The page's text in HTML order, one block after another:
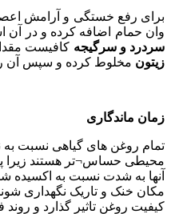
برای رفع خستگی و آرامش
وان حمام اضافه کرده و در آن
سردرد و سرگیجه کافیست
زیتون مخلوط کرده و سپس آن را
زمان ماندگاری
تمام روغن های گیاهی نسبت
محیطی حساس‌¬تر هستند زیرا
آنها به شدت نسبت به
مکان خنک و تاریک نگهداری
کیفیت روغن تاثیر گذارد و